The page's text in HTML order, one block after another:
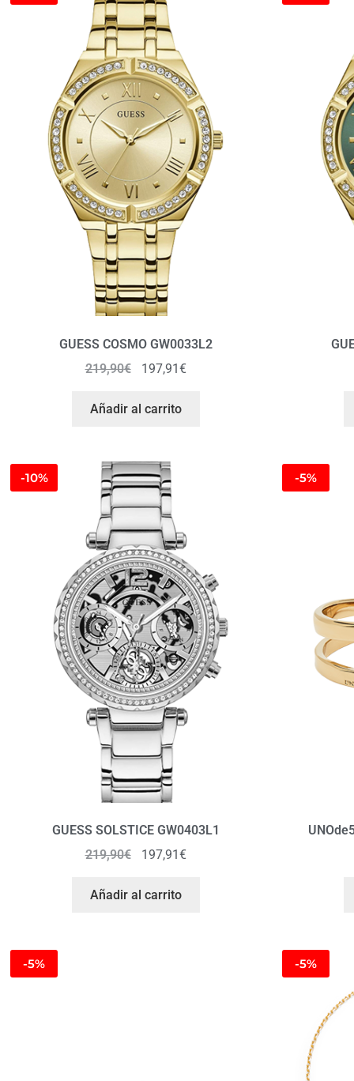
GUESS COSMO GW0033L2
219,90€ 197,91€
Añadir al carrito
-10%
GUESS SOLSTICE GW0403L1
219,90€ 197,91€
Añadir al carrito
-5%
-5% -5%